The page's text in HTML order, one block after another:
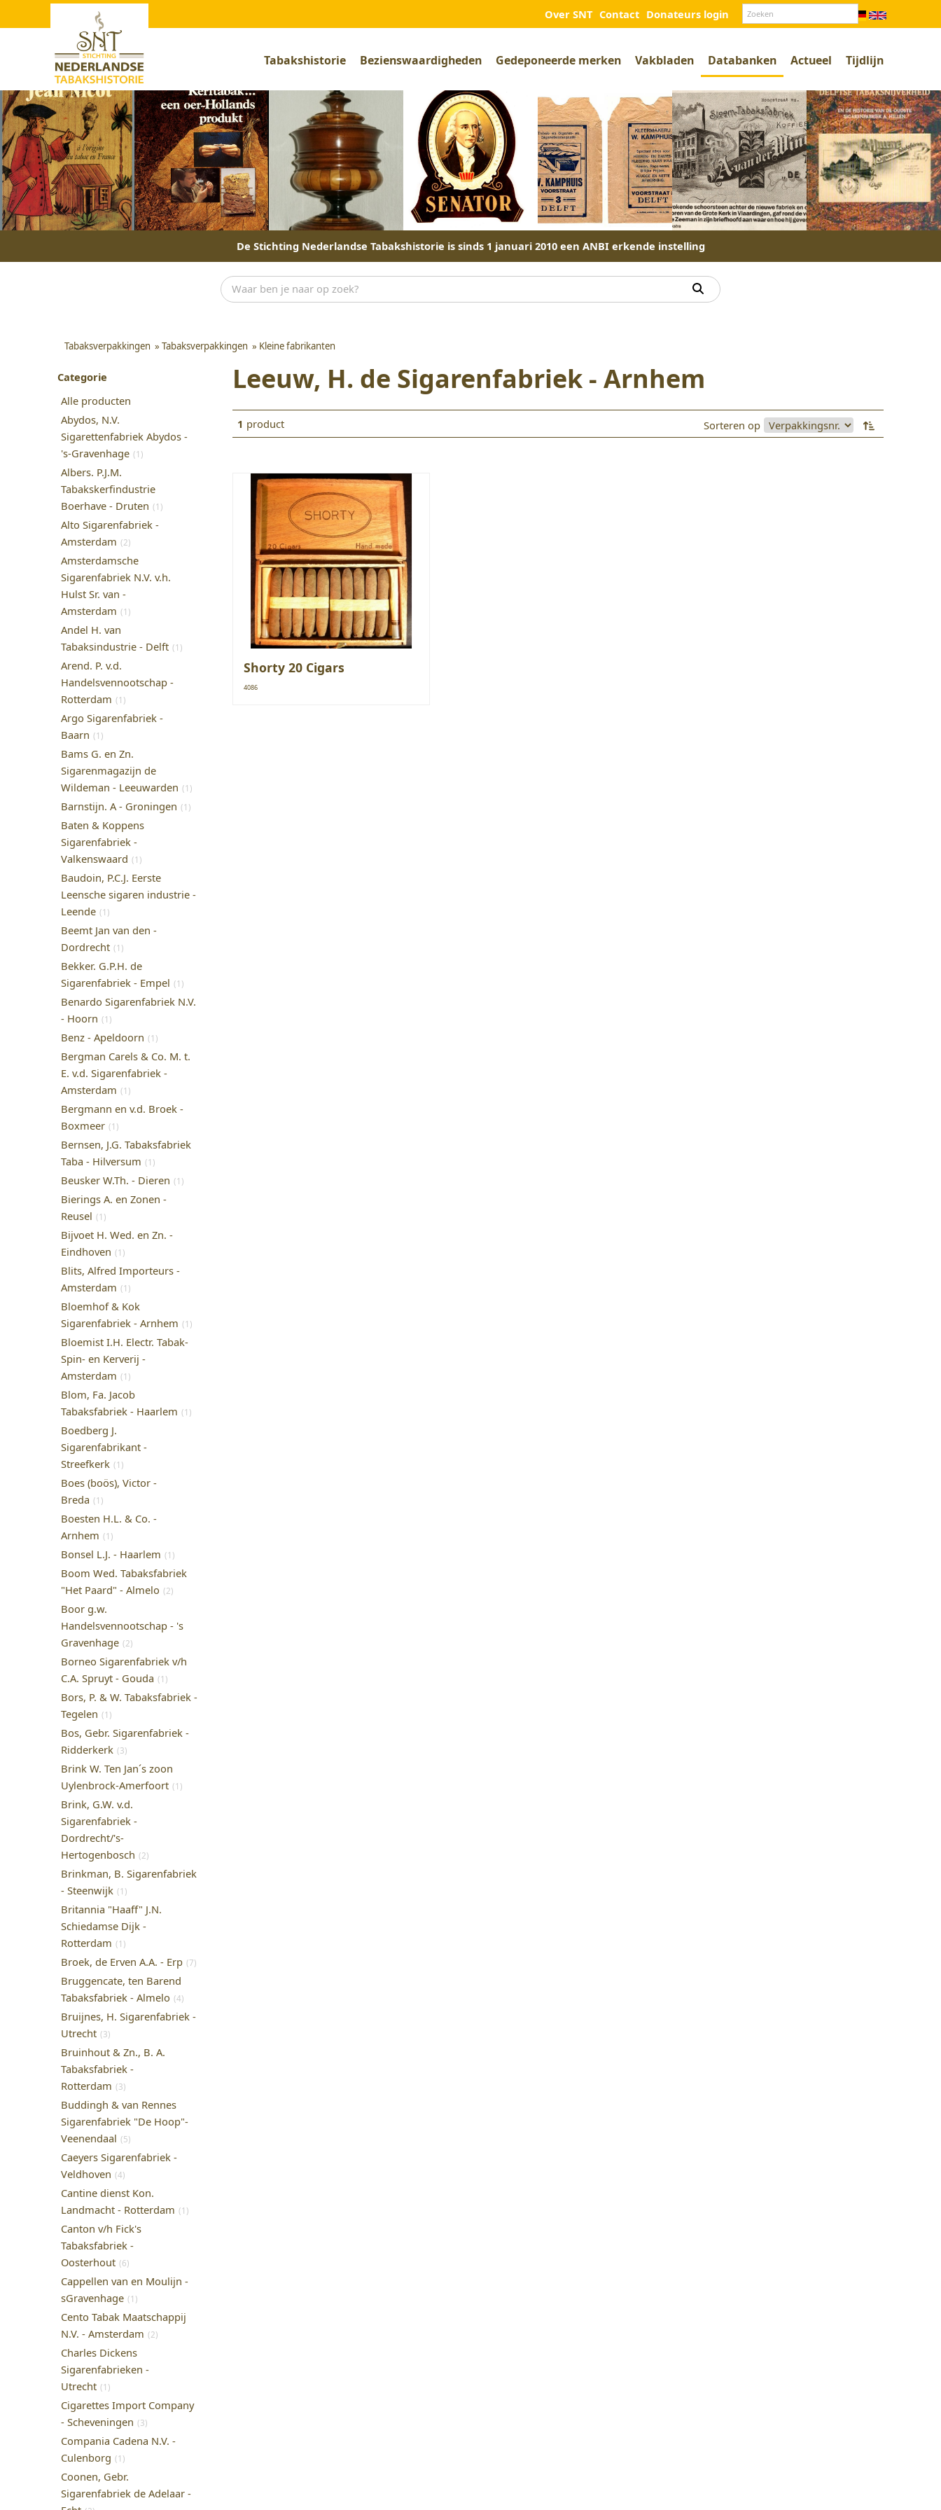
Over SNT Contact Donateurs login
Tabakshistorie Bezienswaardigheden Gedeponeerde merken Vakbladen Databanken Actueel Tijdlijn
De Stichting Nederlandse Tabakshistorie is sinds 1 januari 2010 een ANBI erkende instelling
Tabaksverpakkingen » Tabaksverpakkingen » Kleine fabrikanten
Categorie
Alle producten
Abydos, N.V.
Sigarettenfabriek Abydos -
's-Gravenhage (1)
Albers. P.J.M.
Tabakskerfindustrie
Boerhave - Druten (1)
Alto Sigarenfabriek -
Amsterdam (2)
Amsterdamsche
Sigarenfabriek N.V. v.h.
Hulst Sr. van -
Amsterdam (1)
Andel H. van
Tabaksindustrie - Delft (1)
Arend. P. v.d.
Handelsvennootschap -
Rotterdam (1)
Argo Sigarenfabriek -
Baarn (1)
Bams G. en Zn.
Sigarenmagazijn de
Wildeman - Leeuwarden (1)
Barnstijn. A - Groningen (1)
Baten & Koppens
Sigarenfabriek -
Valkenswaard (1)
Baudoin, P.C.J. Eerste
Leensche sigaren industrie -
Leende (1)
Beemt Jan van den -
Dordrecht (1)
Bekker. G.P.H. de
Sigarenfabriek - Empel (1)
Benardo Sigarenfabriek N.V.
- Hoorn (1)
Benz - Apeldoorn (1)
Bergman Carels & Co. M. t.
E. v.d. Sigarenfabriek -
Amsterdam (1)
Bergmann en v.d. Broek -
Boxmeer (1)
Bernsen, J.G. Tabaksfabriek
Taba - Hilversum (1)
Beusker W.Th. - Dieren (1)
Bierings A. en Zonen -
Reusel (1)
Bijvoet H. Wed. en Zn. -
Eindhoven (1)
Blits, Alfred Importeurs -
Amsterdam (1)
Bloemhof & Kok
Sigarenfabriek - Arnhem (1)
Bloemist I.H. Electr. Tabak-
Spin- en Kerverij -
Amsterdam (1)
Blom, Fa. Jacob
Tabaksfabriek - Haarlem (1)
Boedberg J.
Sigarenfabrikant -
Streefkerk (1)
Boes (boös), Victor -
Breda (1)
Boesten H.L. & Co. -
Arnhem (1)
Bonsel L.J. - Haarlem (1)
Boom Wed. Tabaksfabriek
"Het Paard" - Almelo (2)
Boor g.w.
Handelsvennootschap - 's
Gravenhage (2)
Borneo Sigarenfabriek v/h
C.A. Spruyt - Gouda (1)
Bors, P. & W. Tabaksfabriek -
Tegelen (1)
Bos, Gebr. Sigarenfabriek -
Ridderkerk (3)
Brink W. Ten Jan´s zoon
Uylenbrock-Amerfoort (1)
Brink, G.W. v.d.
Sigarenfabriek -
Dordrecht/'s-
Hertogenbosch (2)
Brinkman, B. Sigarenfabriek
- Steenwijk (1)
Britannia "Haaff" J.N.
Schiedamse Dijk -
Rotterdam (1)
Broek, de Erven A.A. - Erp (7)
Bruggencate, ten Barend
Tabaksfabriek - Almelo (4)
Bruijnes, H. Sigarenfabriek -
Utrecht (3)
Bruinhout & Zn., B. A.
Tabaksfabriek -
Rotterdam (3)
Buddingh & van Rennes
Sigarenfabriek "De Hoop"-
Veenendaal (5)
Caeyers Sigarenfabriek -
Veldhoven (4)
Cantine dienst Kon.
Landmacht - Rotterdam (1)
Canton v/h Fick's
Tabaksfabriek -
Oosterhout (6)
Cappellen van en Moulijn -
sGravenhage (1)
Cento Tabak Maatschappij
N.V. - Amsterdam (2)
Charles Dickens
Sigarenfabrieken -
Utrecht (1)
Cigarettes Import Company
- Scheveningen (3)
Compania Cadena N.V. -
Culenborg (1)
Coonen, Gebr.
Sigarenfabriek de Adelaar -
Leeuw, H. de Sigarenfabriek - Arnhem
1 product Sorteren op
Shorty 20 Cigars
4086